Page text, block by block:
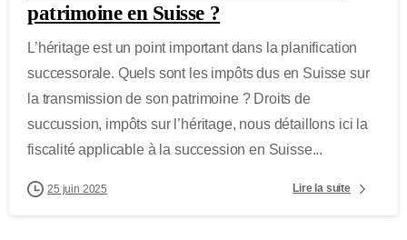
patrimoine en Suisse ?
L’héritage est un point important dans la planification
successorale. Quels sont les impôts dus en Suisse sur
la transmission de son patrimoine ? Droits de
succussion, impôts sur l’héritage, nous détaillons ici la
fiscalité applicable à la succession en Suisse...
25 juin 2025 Lire la suite